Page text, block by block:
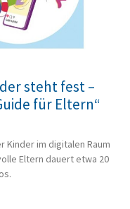
steht fest –
für Eltern“
im digitalen Raum
Eltern dauert etwa 20